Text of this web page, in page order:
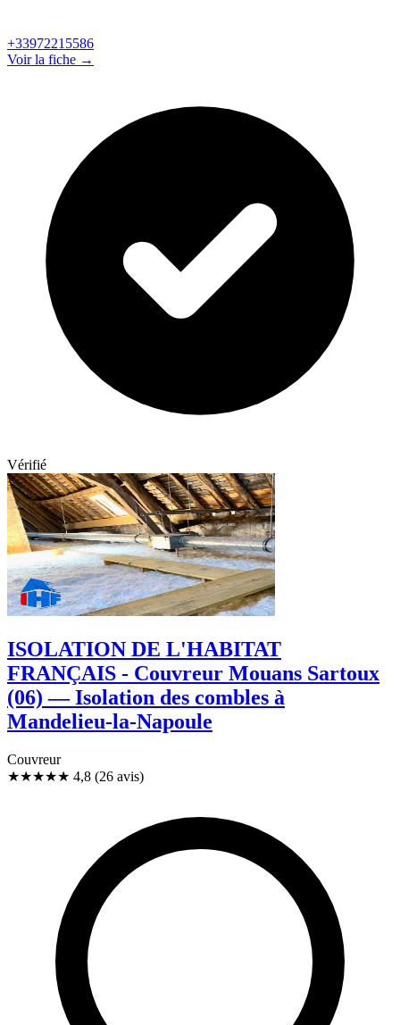
+33972215586
Voir la fiche →
Vérifié
ISOLATION DE L'HABITAT
FRANÇAIS - Couvreur Mouans Sartoux
(06) — Isolation des combles à
Mandelieu-la-Napoule
Couvreur
★★★★★ 4,8 (26 avis)